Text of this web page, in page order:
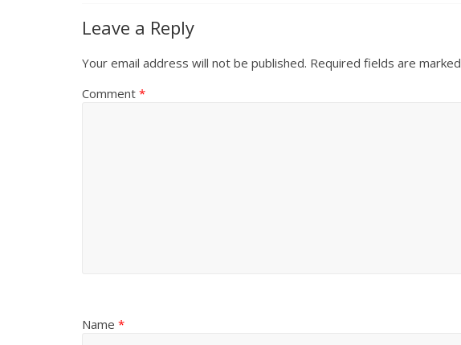
Leave a Reply
Your email address will not be published. Required fields are marked
Comment *
Name *